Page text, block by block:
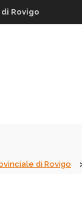
Rovigo
di Rovigo